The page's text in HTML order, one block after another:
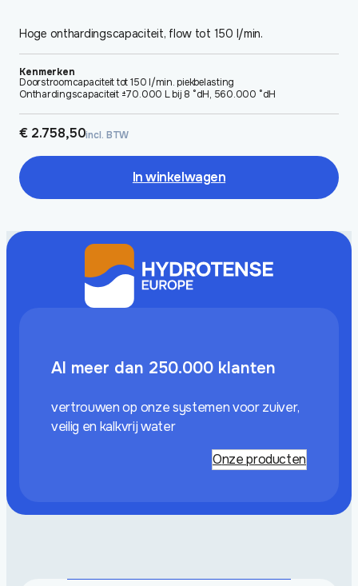
Hoge onthardingscapaciteit, flow tot 150 l/min.
Kenmerken
Doorstroomcapaciteit tot 150 l/min. piekbelasting
Onthardingscapaciteit ±70.000 L bij 8 °dH, 560.000 °dH
€2.758,50incl. BTW
In winkelwagen
Al meer dan 250.000 klanten
vertrouwen op onze systemen voor zuiver,
veilig en kalkvrij water
Onze producten